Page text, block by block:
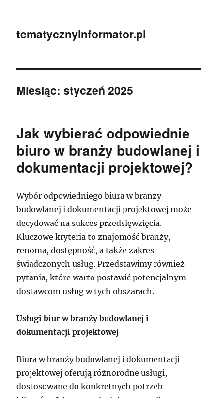
tematycznyinformator.pl
Miesiąc:styczeń 2025
Jak wybierać odpowiednie
biuro w branży budowlanej i
dokumentacji projektowej?
Wybór odpowiedniego biura w branży
budowlanej i dokumentacji projektowej może
decydować na sukces przedsięwzięcia.
Kluczowe kryteria to znajomość branży,
renoma, dostępność, a także zakres
świadczonych usług. Przedstawimy również
pytania, które warto postawić potencjalnym
dostawcom usług w tych obszarach.
Usługi biur w branży budowlanej i
dokumentacji projektowej
Biura w branży budowlanej i dokumentacji
projektowej oferują różnorodne usługi,
dostosowane do konkretnych potrzeb